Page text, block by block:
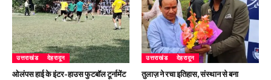
उत्तराखंड देहरादून
ओलंपस हाई के इंटर-हाउस फुटबॉल टूर्नामेंट
उत्तराखंड देहरादून
तुलाज़ ने रचा इतिहास, संस्थान से बना